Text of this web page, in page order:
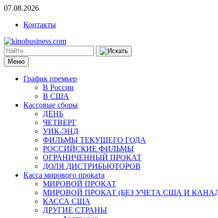
07.08.2026
Контакты
Меню
График премьер
В России
В США
Кассовые сборы
ДЕНЬ
ЧЕТВЕРГ
УИК-ЭНД
ФИЛЬМЫ ТЕКУЩЕГО ГОДА
РОССИЙСКИЕ ФИЛЬМЫ
ОГРАНИЧЕННЫЙ ПРОКАТ
ДОЛЯ ДИСТРИБЬЮТОРОВ
Касса мирового проката
МИРОВОЙ ПРОКАТ
МИРОВОЙ ПРОКАТ (БЕЗ УЧЕТА США И
КАССА США
ДРУГИЕ СТРАНЫ